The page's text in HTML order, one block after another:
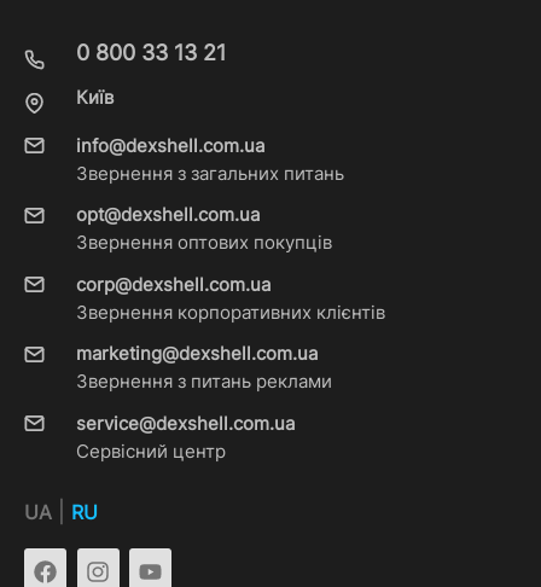
0 800 33 13 21
Київ
info@dexshell.com.ua
Звернення з загальних питань
opt@dexshell.com.ua
Звернення оптових покупців
corp@dexshell.com.ua
Звернення корпоративних клієнтів
marketing@dexshell.com.ua
Звернення з питань реклами
service@dexshell.com.ua
Сервісний центр
UA RU